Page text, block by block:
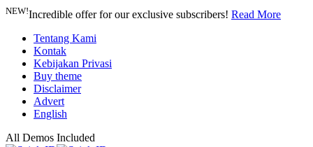
NEW!Incredible offer for our exclusive subscribers! Read More
Tentang Kami
Kontak
Kebijakan Privasi
Buy theme
Disclaimer
Advert
English
All Demos Included